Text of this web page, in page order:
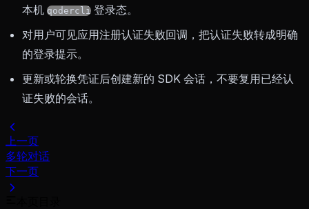
本机 qodercli 登录态。
对用户可见应用注册认证失败回调，把认证失败转成明确
的登录提示。
更新或轮换凭证后创建新的 SDK 会话，不要复用已经认
证失败的会话。
上一页
多轮对话
下一页